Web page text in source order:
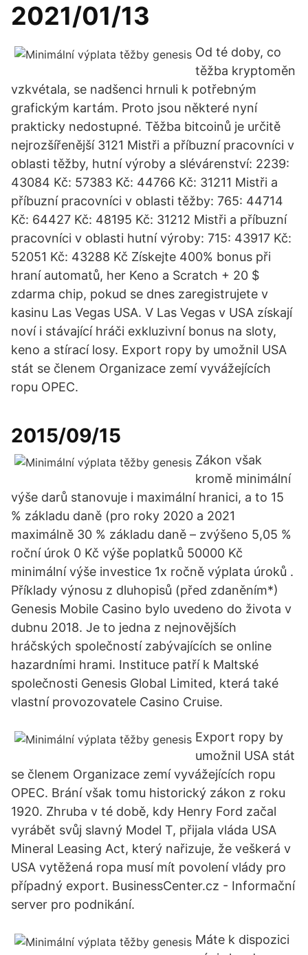
2021/01/13
Od té doby, co
těžba kryptoměn
vzkvétala, se nadšenci hrnuli k potřebným
grafickým kartám. Proto jsou některé nyní
prakticky nedostupné. Těžba bitcoinů je určitě
nejrozšířenější 3121 Mistři a příbuzní pracovníci v
oblasti těžby, hutní výroby a slévárenství: 2239:
43084 Kč: 57383 Kč: 44766 Kč: 31211 Mistři a
příbuzní pracovníci v oblasti těžby: 765: 44714
Kč: 64427 Kč: 48195 Kč: 31212 Mistři a příbuzní
pracovníci v oblasti hutní výroby: 715: 43917 Kč:
52051 Kč: 43288 Kč Získejte 400% bonus při
hraní automatů, her Keno a Scratch + 20 $
zdarma chip, pokud se dnes zaregistrujete v
kasinu Las Vegas USA. V Las Vegas v USA získají
noví i stávající hráči exkluzivní bonus na sloty,
keno a stírací losy. Export ropy by umožnil USA
stát se členem Organizace zemí vyvážejících
ropu OPEC.
2015/09/15
Zákon však
kromě minimální
výše darů stanovuje i maximální hranici, a to 15
% základu daně (pro roky 2020 a 2021
maximálně 30 % základu daně – zvýšeno 5,05 %
roční úrok 0 Kč výše poplatků 50000 Kč
minimální výše investice 1x ročně výplata úroků .
Příklady výnosu z dluhopisů (před zdaněním*)
Genesis Mobile Casino bylo uvedeno do života v
dubnu 2018. Je to jedna z nejnovějších
hráčských společností zabývajících se online
hazardními hrami. Instituce patří k Maltské
společnosti Genesis Global Limited, která také
vlastní provozovatele Casino Cruise.
Export ropy by
umožnil USA stát
se členem Organizace zemí vyvážejících ropu
OPEC. Brání však tomu historický zákon z roku
1920. Zhruba v té době, kdy Henry Ford začal
vyrábět svůj slavný Model T, přijala vláda USA
Mineral Leasing Act, který nařizuje, že veškerá v
USA vytěžená ropa musí mít povolení vlády pro
případný export. BusinessCenter.cz - Informační
server pro podnikání.
Máte k dispozici